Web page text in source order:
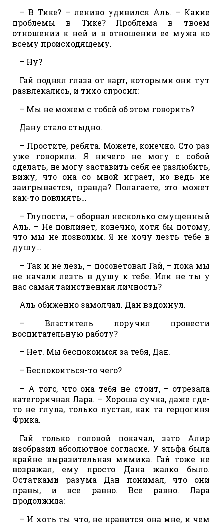
– В Тике? – лениво удивился Аль. – Какие
проблемы в Тике? Проблема в твоем
отношении к ней и в отношении ее мужа ко
всему происходящему.
– Ну?
Гай поднял глаза от карт, которыми они тут
развлекались, и тихо спросил:
– Мы не можем с тобой об этом говорить?
Дану стало стыдно.
– Простите, ребята. Можете, конечно. Сто раз
уже говорили. Я ничего не могу с собой
сделать, не могу заставить себя ее разлюбить,
вижу, что она со мной играет, но ведь не
заигрывается, правда? Полагаете, это может
как-то повлиять…
– Глупости, – оборвал несколько смущенный
Аль. – Не повлияет, конечно, хотя бы потому,
что мы не позволим. Я не хочу лезть тебе в
душу…
– Так и не лезь, – посоветовал Гай, – пока мы
не начали лезть в душу к тебе. Или не ты у
нас самая таинственная личность?
Аль обиженно замолчал. Дан вздохнул.
– Властитель поручил провести
воспитательную работу?
– Нет. Мы беспокоимся за тебя, Дан.
– Беспокоиться-то чего?
– А того, что она тебя не стоит, – отрезала
категоричная Лара. – Хороша сучка, даже где-
то не глупа, только пустая, как та герцогиня
Фрика.
Гай только головой покачал, зато Алир
изобразил абсолютное согласие. У эльфа была
крайне выразительная мимика. Гай тоже не
возражал, ему просто Дана жалко было.
Остатками разума Дан понимал, что они
правы, и все равно. Все равно. Лара
продолжила:
– И хоть ты что, не нравится она мне, и чем